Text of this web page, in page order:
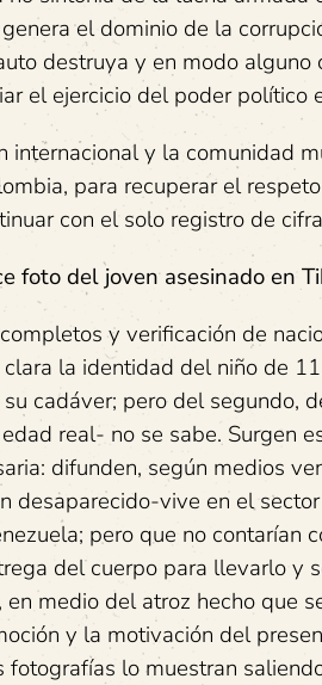
el dominio de la
destruya y en modo
el ejercicio del poder político
internacional y la comunidad
para recuperar el
con el solo registro de
foto del joven asesinado en
y verificación de
la identidad del niño de
cadáver; pero del segundo,
real- no se sabe. Surgen
difunden, según medios
desaparecido-vive en el
pero que no
del cuerpo para llevarlo y
en medio del atroz hecho que
y la motivación del
fotografías lo muestran